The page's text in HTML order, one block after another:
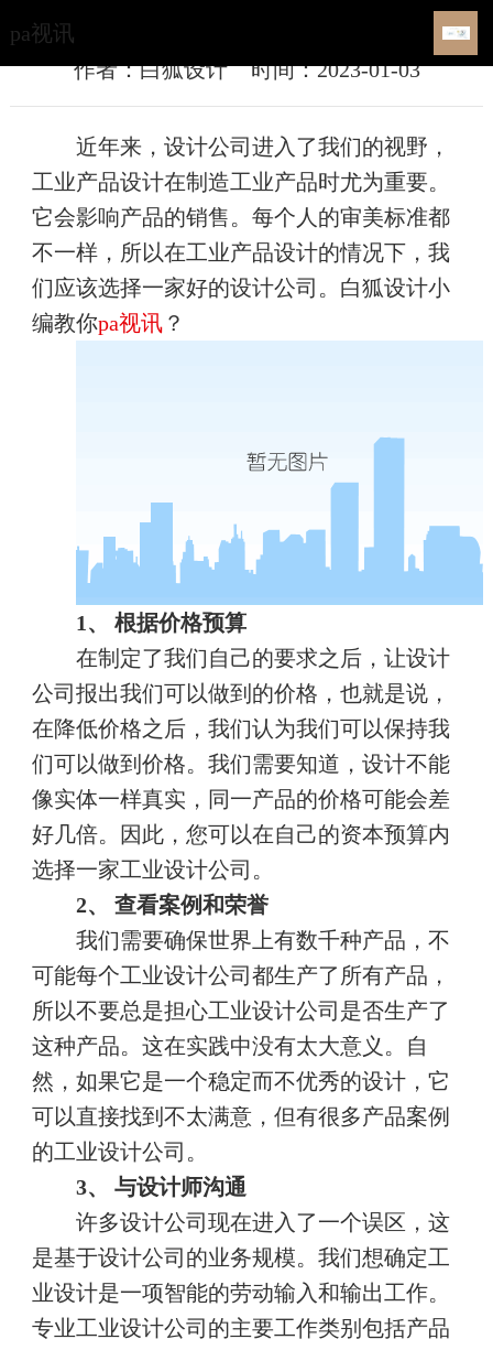
pa视讯如何选择工业设计公司？-pa视讯
作者：白狐设计 时间：2023-01-03
近年来，设计公司进入了我们的视野，
工业产品设计在制造工业产品时尤为重要。
它会影响产品的销售。每个人的审美标准都
不一样，所以在工业产品设计的情况下，我
们应该选择一家好的设计公司。白狐设计小
编教你pa视讯？
1、 根据价格预算
在制定了我们自己的要求之后，让设计
公司报出我们可以做到的价格，也就是说，
在降低价格之后，我们认为我们可以保持我
们可以做到价格。我们需要知道，设计不能
像实体一样真实，同一产品的价格可能会差
好几倍。因此，您可以在自己的资本预算内
选择一家工业设计公司。
2、 查看案例和荣誉
我们需要确保世界上有数千种产品，不
可能每个工业设计公司都生产了所有产品，
所以不要总是担心工业设计公司是否生产了
这种产品。这在实践中没有太大意义。自
然，如果它是一个稳定而不优秀的设计，它
可以直接找到不太满意，但有很多产品案例
的工业设计公司。
3、 与设计师沟通
许多设计公司现在进入了一个误区，这
是基于设计公司的业务规模。我们想确定工
业设计是一项智能的劳动输入和输出工作。
专业工业设计公司的主要工作类别包括产品